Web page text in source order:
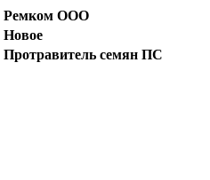
Ремком ООО
Новое
Протравитель семян ПС